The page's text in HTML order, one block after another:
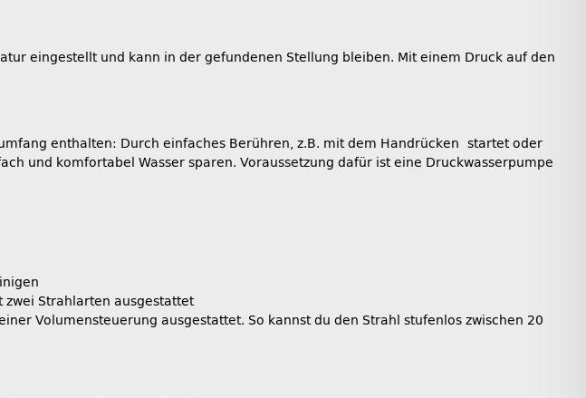
eingestellt und kann in der gefundenen Stellung bleiben. Mit einem Druck auf den
enthalten: Durch einfaches Berühren, z.B. mit dem Handrücken startet oder
und komfortabel Wasser sparen. Voraussetzung dafür ist eine Druckwasserpumpe
zwei Strahlarten ausgestattet
Volumensteuerung ausgestattet. So kannst du den Strahl stufenlos zwischen 20